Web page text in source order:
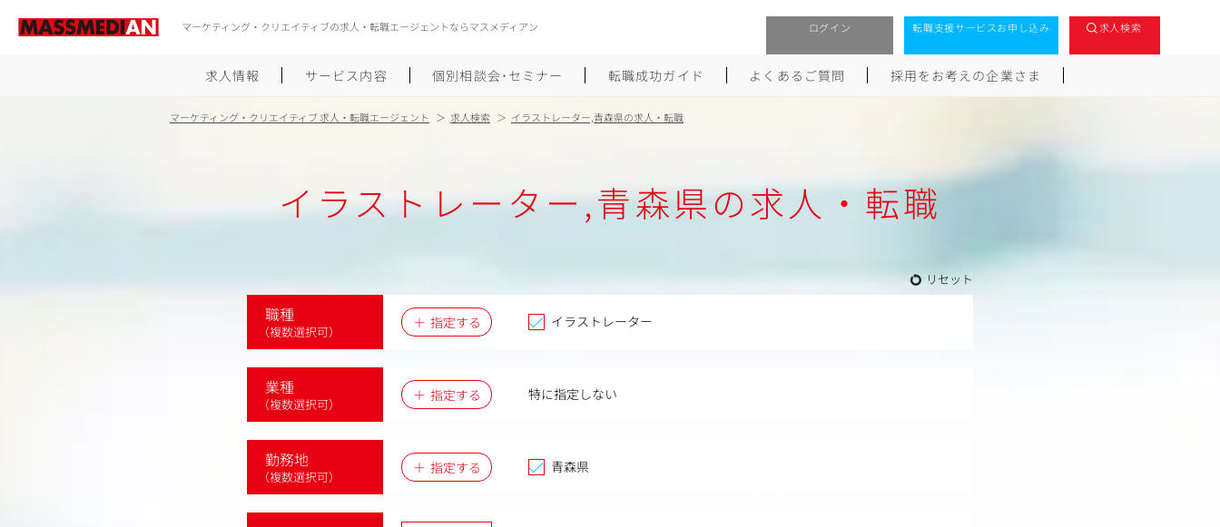
マーケティング・クリエイティブの求人・転職エージェントならマスメディアン ログイン 転職支援サービスお申し込み 求人検索
求人情報 サービス内容 個別相談会･セミナー 転職成功ガイド
履歴書のつくり方
面接対策
大手広告会社への転職
年収アップ転職
よくあるご質問 採用をお考えの企業さま
マーケティング・クリエイティブ 求人・転職エージェント 求人検索 イラストレーター,青森県の求人・転職
イラストレーター,青森県の求人・転職
リセット
職種
（複数選択可）
指定する イラストレーター
業種
（複数選択可）
指定する 特に指定しない
勤務地
（複数選択可）
指定する 青森県